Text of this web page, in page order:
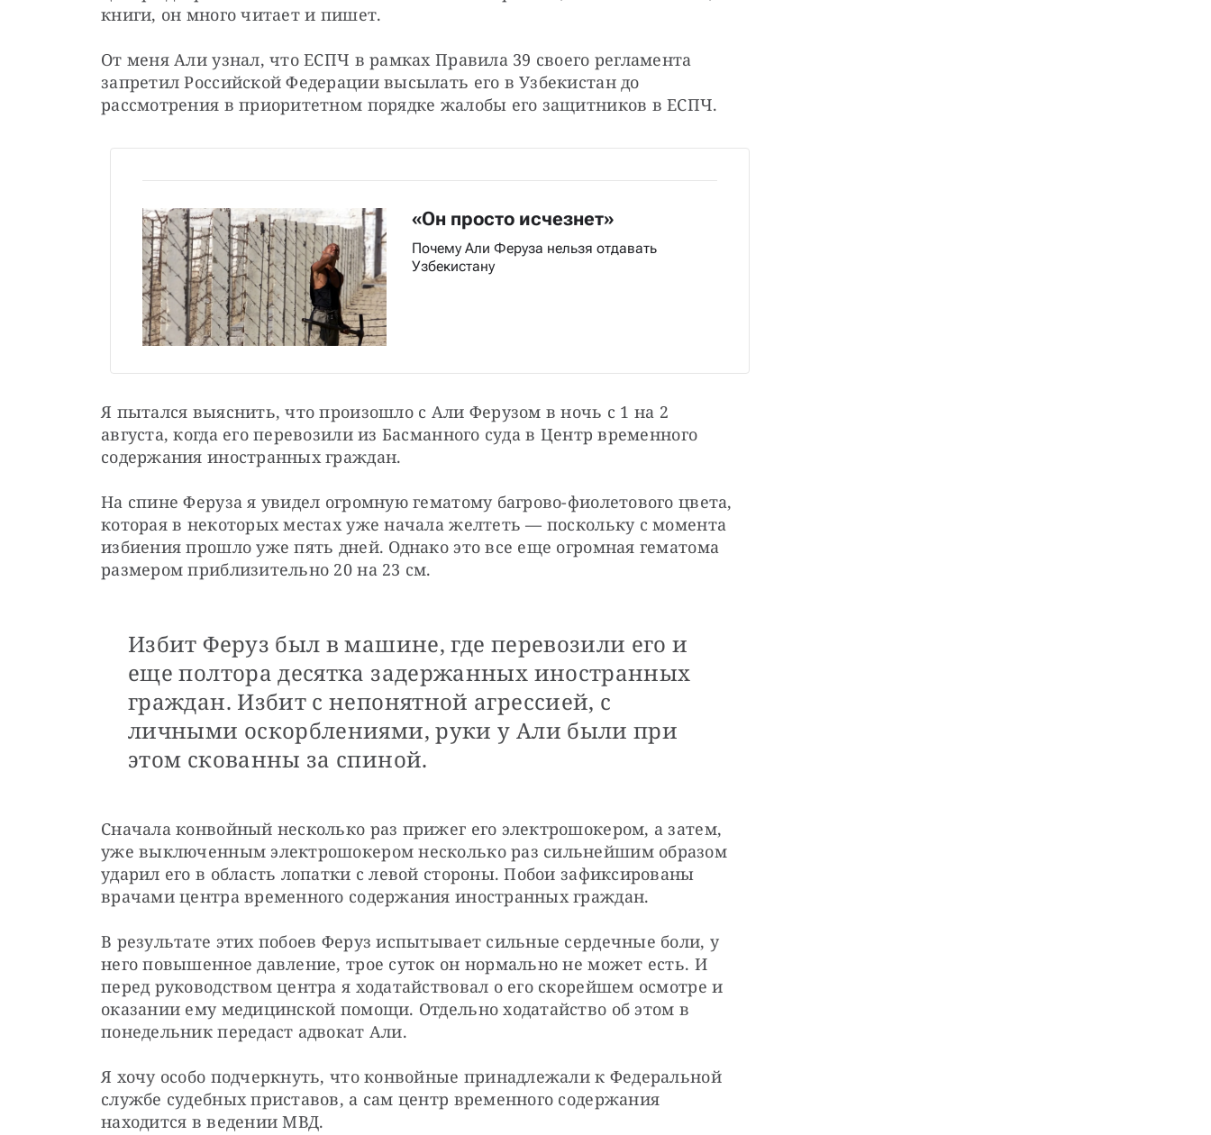
книги, он много читает и пишет.
От меня Али узнал, что ЕСПЧ в рамках Правила 39 своего регламента
запретил Российской Федерации высылать его в Узбекистан до
рассмотрения в приоритетном порядке жалобы его защитников в ЕСПЧ.
«Он просто исчезнет»
Почему Али Феруза нельзя отдавать
Узбекистану
Я пытался выяснить, что произошло с Али Ферузом в ночь с 1 на 2
августа, когда его перевозили из Басманного суда в Центр временного
содержания иностранных граждан.
На спине Феруза я увидел огромную гематому багрово-фиолетового цвета,
которая в некоторых местах уже начала желтеть — поскольку с момента
избиения прошло уже пять дней. Однако это все еще огромная гематома
размером приблизительно 20 на 23 см.
Избит Феруз был в машине, где перевозили его и
еще полтора десятка задержанных иностранных
граждан. Избит с непонятной агрессией, с
личными оскорблениями, руки у Али были при
этом скованны за спиной.
Сначала конвойный несколько раз прижег его электрошокером, а затем,
уже выключенным электрошокером несколько раз сильнейшим образом
ударил его в область лопатки с левой стороны. Побои зафиксированы
врачами центра временного содержания иностранных граждан.
В результате этих побоев Феруз испытывает сильные сердечные боли, у
него повышенное давление, трое суток он нормально не может есть. И
перед руководством центра я ходатайствовал о его скорейшем осмотре и
оказании ему медицинской помощи. Отдельно ходатайство об этом в
понедельник передаст адвокат Али.
Я хочу особо подчеркнуть, что конвойные принадлежали к Федеральной
службе судебных приставов, а сам центр временного содержания
находится в ведении МВД.